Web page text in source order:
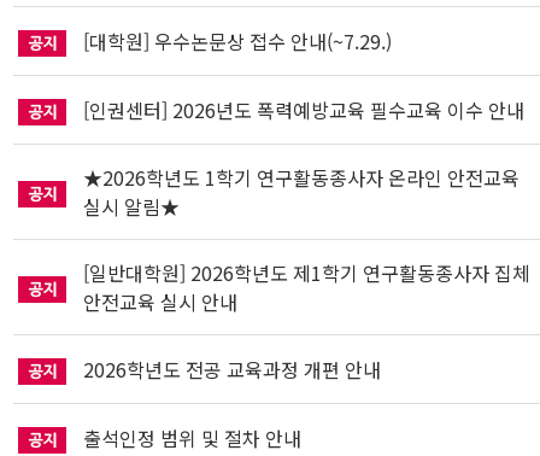
[대학원] 우수논문상 접수 안내(~7.29.)
[인권센터] 2026년도 폭력예방교육 필수교육 이수 안내
★2026학년도 1학기 연구활동종사자 온라인 안전교육
실시 알림★
[일반대학원] 2026학년도 제1학기 연구활동종사자 집체
안전교육 실시 안내
2026학년도 전공 교육과정 개편 안내
출석인정 범위 및 절차 안내